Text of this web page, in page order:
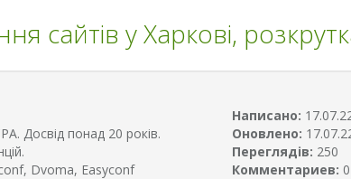
сайтів у Харкові,
Досвід понад 20 років.
Dvoma, Easyconf
Написано:
Оновлено:
Переглядів: 250
Комментариев: 0